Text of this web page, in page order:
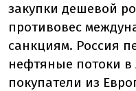
закупки дешевой
противовес
санкциям. Россия
нефтяные потоки в
покупатели из